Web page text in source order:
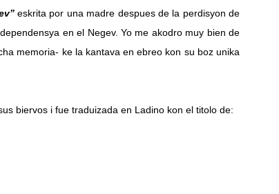
eskrita por una madre despues de la perdisyon de
en el Negev. Yo me akodro muy bien de
memoria- ke la kantava en ebreo kon su boz unika
biervos i fue traduizada en Ladino kon el titolo de: